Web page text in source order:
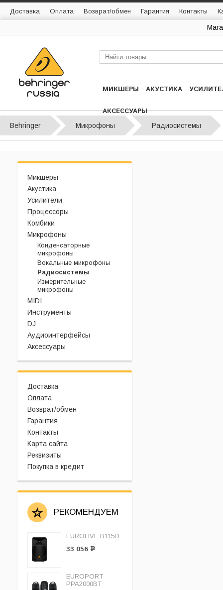
Доставка Оплата Возврат/обмен Гарантия Контакты
МИКШЕРЫ АКУСТИКА
АКСЕССУАРЫ
Behringer Микрофоны Радиосистемы
Микшеры
Акустика
Усилители
Процессоры
Комбики
Микрофоны
Конденсаторные
микрофоны
Вокальные микрофоны
Радиосистемы
Измерительные
микрофоны
MIDI
Инструменты
DJ
Аудиоинтерфейсы
Аксессуары
Доставка
Оплата
Возврат/обмен
Гарантия
Контакты
Карта сайта
Реквизиты
Покупка в кредит
РЕКОМЕНДУЕМ
EUROLIVE B115D
33 056 Р
EUROPORT
PPA2000BT